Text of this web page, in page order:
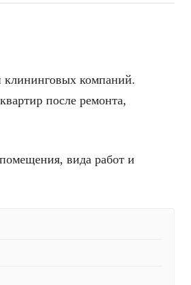
клининговых компаний.
после ремонта,
вида работ и